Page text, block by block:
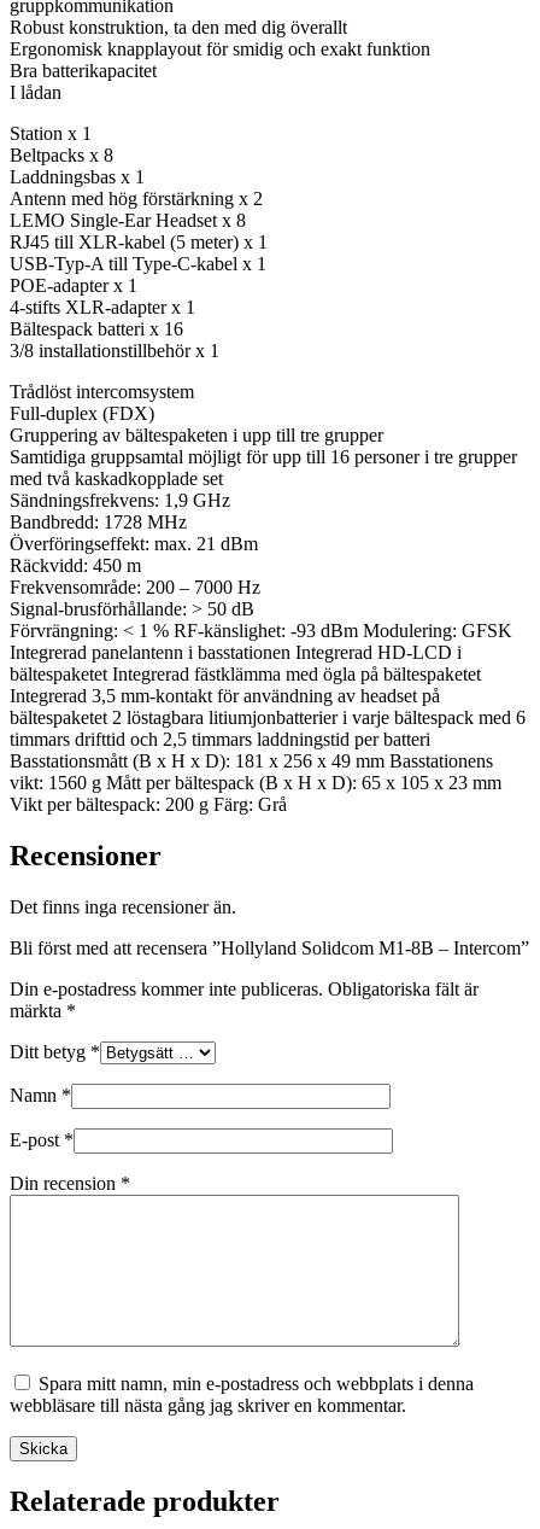
gruppkommunikation
Robust konstruktion, ta den med dig överallt
Ergonomisk knapplayout för smidig och exakt funktion
Bra batterikapacitet
I lådan
Station x 1
Beltpacks x 8
Laddningsbas x 1
Antenn med hög förstärkning x 2
LEMO Single-Ear Headset x 8
RJ45 till XLR-kabel (5 meter) x 1
USB-Typ-A till Type-C-kabel x 1
POE-adapter x 1
4-stifts XLR-adapter x 1
Bältespack batteri x 16
3/8 installationstillbehör x 1
Trådlöst intercomsystem
Full-duplex (FDX)
Gruppering av bältespaketen i upp till tre grupper
Samtidiga gruppsamtal möjligt för upp till 16 personer i tre grupper
med två kaskadkopplade set
Sändningsfrekvens: 1,9 GHz
Bandbredd: 1728 MHz
Överföringseffekt: max. 21 dBm
Räckvidd: 450 m
Frekvensområde: 200 – 7000 Hz
Signal-brusförhållande: > 50 dB
Förvrängning: < 1 % RF-känslighet: -93 dBm Modulering: GFSK
Integrerad panelantenn i basstationen Integrerad HD-LCD i
bältespaketet Integrerad fästklämma med ögla på bältespaketet
Integrerad 3,5 mm-kontakt för användning av headset på
bältespaketet 2 löstagbara litiumjonbatterier i varje bältespack med 6
timmars drifttid och 2,5 timmars laddningstid per batteri
Basstationsmått (B x H x D): 181 x 256 x 49 mm Basstationens
vikt: 1560 g Mått per bältespack (B x H x D): 65 x 105 x 23 mm
Vikt per bältespack: 200 g Färg: Grå
Recensioner
Det finns inga recensioner än.
Bli först med att recensera ”Hollyland Solidcom M1-8B – Intercom”
Din e-postadress kommer inte publiceras. Obligatoriska fält är
märkta *
Ditt betyg *
Namn *
E-post *
Din recension *
Spara mitt namn, min e-postadress och webbplats i denna
webbläsare till nästa gång jag skriver en kommentar.
Skicka
Relaterade produkter